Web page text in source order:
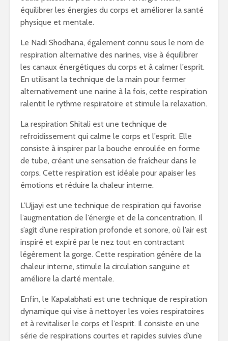
équilibrer les énergies du corps et améliorer la santé
physique et mentale.
Le Nadi Shodhana, également connu sous le nom de
respiration alternative des narines, vise à équilibrer
les canaux énergétiques du corps et à calmer l’esprit.
En utilisant la technique de la main pour fermer
alternativement une narine à la fois, cette respiration
ralentit le rythme respiratoire et stimule la relaxation.
La respiration Shitali est une technique de
refroidissement qui calme le corps et l’esprit. Elle
consiste à inspirer par la bouche enroulée en forme
de tube, créant une sensation de fraîcheur dans le
corps. Cette respiration est idéale pour apaiser les
émotions et réduire la chaleur interne.
L’Ujjayi est une technique de respiration qui favorise
l’augmentation de l’énergie et de la concentration. Il
s’agit d’une respiration profonde et sonore, où l’air est
inspiré et expiré par le nez tout en contractant
légèrement la gorge. Cette respiration génère de la
chaleur interne, stimule la circulation sanguine et
améliore la clarté mentale.
Enfin, le Kapalabhati est une technique de respiration
dynamique qui vise à nettoyer les voies respiratoires
et à revitaliser le corps et l’esprit. Il consiste en une
série de respirations courtes et rapides suivies d’une